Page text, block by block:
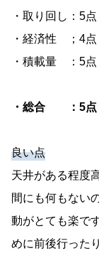
・取り回し：5点
・経済性 ；4点
・積載量 ：5点
・総合 ：5点
良い点
天井がある程度
間にも何もない
動がとても楽で
めに前後行った